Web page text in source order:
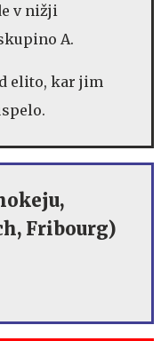
v nižji
A.
elito, kar jim
Fribourg)